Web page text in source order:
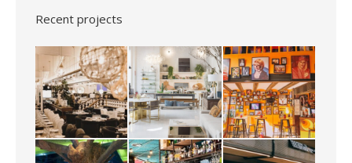
Recent projects